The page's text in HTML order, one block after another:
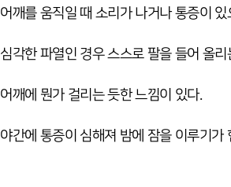
어깨를 움직일 때 소리가 나거나 통증이
심각한 파열인 경우 스스로 팔을 들어 올
어깨에 뭔가 걸리는 듯한 느낌이 있다.
야간에 통증이 심해져 밤에 잠을 이루기가